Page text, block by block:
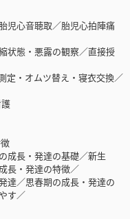
児心音聴取／胎児心拍陣痛
状態・悪露の観察／直接授
定・オムツ替え・寝衣交換／
成長・発達の基礎／新生
長・発達の特徴／
達／思春期の成長・発達の
す／